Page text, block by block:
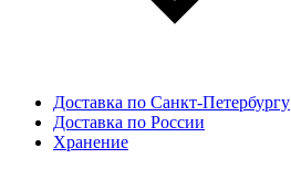
Доставка по Санкт-Петербургу
Доставка по России
Хранение